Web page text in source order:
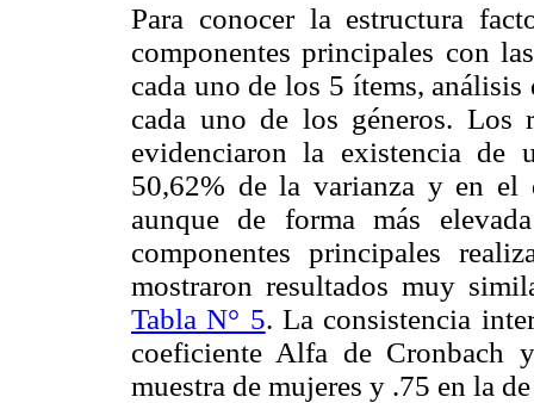
Para conocer la estructura
componentes principales con
cada uno de los 5 ítems,
cada uno de los géneros. Los
evidenciaron la existencia de
50,62% de la varianza y en el
aunque de forma más
componentes principales
mostraron resultados muy
Tabla N° 5. La consistencia
coeficiente Alfa de
muestra de mujeres y .75 en la